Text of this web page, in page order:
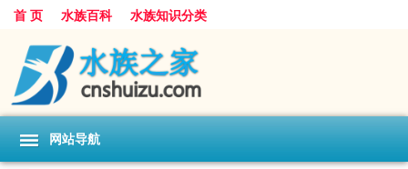
首 页 水族百科 水族知识分类
网站导航